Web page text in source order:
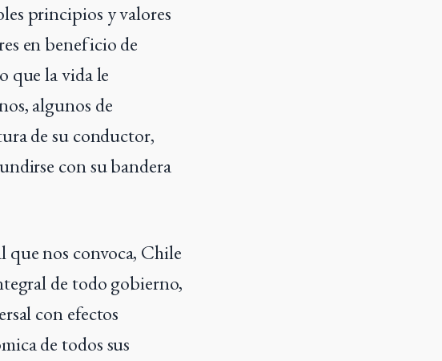
principios y valores
en beneficio de
que la vida le
algunos de
de su conductor,
con su bandera
que nos convoca, Chile
de todo gobierno,
con efectos
de todos sus